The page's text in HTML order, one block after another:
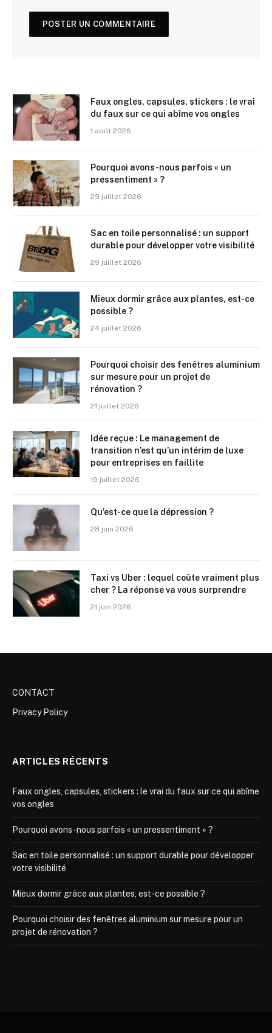
Faux ongles, capsules, stickers : le vrai
du faux sur ce qui abîme vos ongles
1 août 2026
Pourquoi avons-nous parfois « un
pressentiment » ?
29 juillet 2026
Sac en toile personnalisé : un support
durable pour développer votre visibilité
29 juillet 2026
Mieux dormir grâce aux plantes, est-ce
possible ?
24 juillet 2026
Pourquoi choisir des fenêtres aluminium
sur mesure pour un projet de
rénovation ?
21 juillet 2026
Idée reçue : Le management de
transition n’est qu’un intérim de luxe
pour entreprises en faillite
19 juillet 2026
Qu’est-ce que la dépression ?
28 juin 2026
Taxi vs Uber : lequel coûte vraiment plus
cher ? La réponse va vous surprendre
21 juin 2026
CONTACT
Privacy Policy
ARTICLES RÉCENTS
Faux ongles, capsules, stickers : le vrai du faux sur ce qui abîme
vos ongles
Pourquoi avons-nous parfois « un pressentiment » ?
Sac en toile personnalisé : un support durable pour développer
votre visibilité
Mieux dormir grâce aux plantes, est-ce possible ?
Pourquoi choisir des fenêtres aluminium sur mesure pour un
projet de rénovation ?